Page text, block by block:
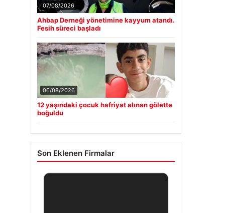
07/08/2026
Ahbap Derneği yönetimine kayyum atandı.
Fesih süreci başladı
06/08/2026
12 yaşındaki çocuk hafriyat alınan gölette
boğuldu
Son Eklenen Firmalar